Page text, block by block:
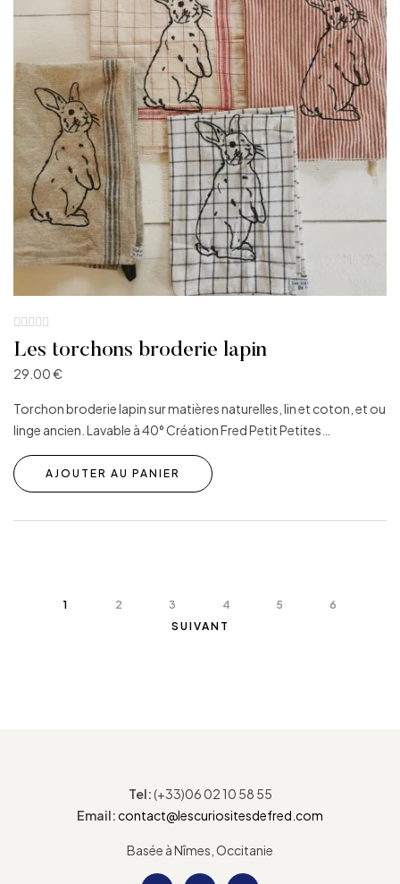
Les torchons broderie lapin
29.00€
Torchon broderie lapin sur matières naturelles, lin et coton, et ou
linge ancien. Lavable à 40° Création Fred Petit Petites…
AJOUTER AU PANIER
1 2 3 4 5
6
SUIVANT
Tel:(+33)06 02 10 58 55
Email:contact@lescuriositesdefred.com
Basée à Nîmes, Occitanie